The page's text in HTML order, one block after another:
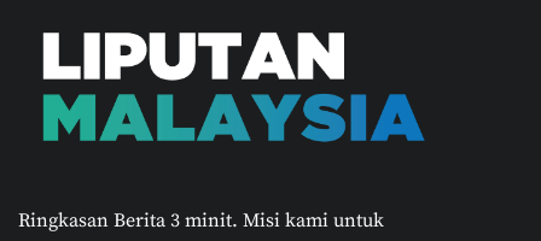
Ringkasan Berita 3 minit. Misi kami untuk